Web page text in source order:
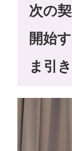
次の
開始
ま引